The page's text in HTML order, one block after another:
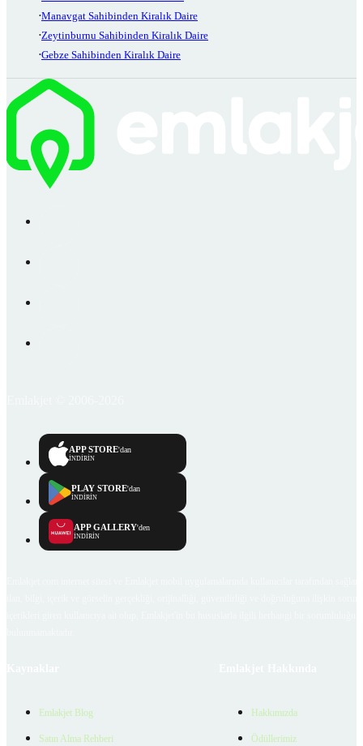
Manavgat Sahibinden Kiralık Daire
Zeytinburnu Sahibinden Kiralık Daire
Gebze Sahibinden Kiralık Daire
APP STORE'dan
İNDİRİN
PLAY STORE'dan
İNDİRİN
APP GALLERY'den
İNDİRİN
Emlakjet Blog
Satın Alma Rehberi
Hakkımızda
Ödüllerimiz